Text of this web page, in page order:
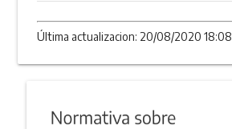
Última actualizacion: 20/08/2020 18:08